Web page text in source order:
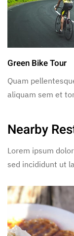
Green Bike Tour
Quam
aliquam sem et
Nearby
Lorem ipsum
sed incididunt ut